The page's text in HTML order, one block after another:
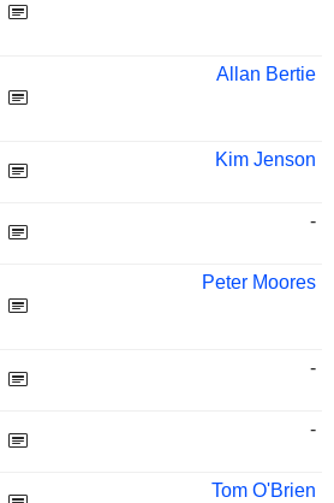
Allan Bertie
Kim Jenson
-
Peter Moores
-
-
Tom O'Brien